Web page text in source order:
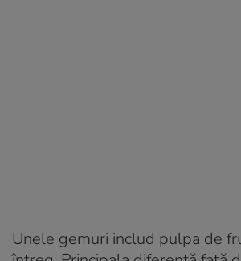
Unele gemuri includ pulpa de